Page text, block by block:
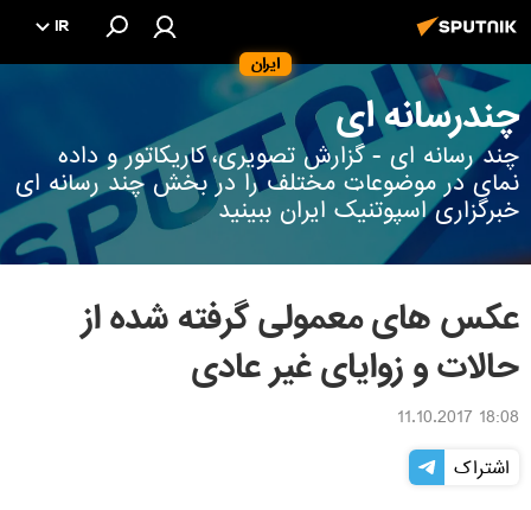
ایران
IR
چندرسانه ای
چند رسانه ای - گزارش تصویری، کاریکاتور و داده
نمای در موضوعات مختلف را در بخش چند رسانه ای
خبرگزاری اسپوتنیک ایران ببینید
عکس های معمولی گرفته شده از
حالات و زوایای غیر عادی
18:08 11.10.2017
اشتراک